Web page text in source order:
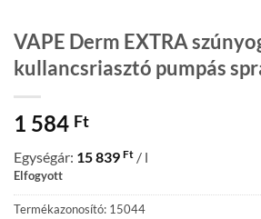
VAPE Derm EXTRA
kullancsriasztó pumpás
1 584 Ft
Egységár: 15 839 Ft / l
Elfogyott
Termékazonosító: 15044